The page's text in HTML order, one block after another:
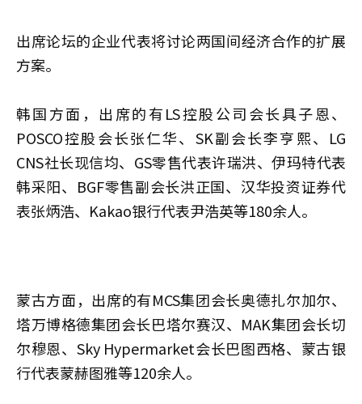
出席论坛的企业代表将讨论两国间经济合作的扩展
方案。
韩国方面，出席的有LS控股公司会长具子恩、
POSCO控股会长张仁华、SK副会长李亨熙、LG
CNS社长现信均、GS零售代表许瑞洪、伊玛特代表
韩采阳、BGF零售副会长洪正国、汉华投资证券代
表张炳浩、Kakao银行代表尹浩英等180余人。
蒙古方面，出席的有MCS集团会长奥德扎尔加尔、
塔万博格德集团会长巴塔尔赛汉、MAK集团会长切
尔穆恩、Sky Hypermarket会长巴图西格、蒙古银
行代表蒙赫图雅等120余人。